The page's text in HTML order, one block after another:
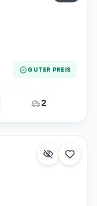
GUTER PREIS
2